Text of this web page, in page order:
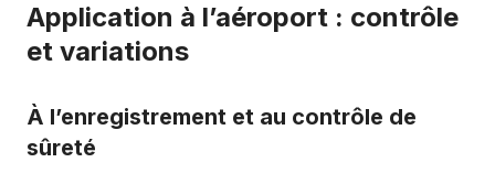
Application à l’aéroport : contrôle
et variations
À l’enregistrement et au contrôle de
sûreté